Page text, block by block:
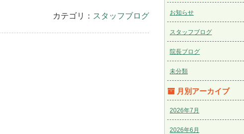
カテゴリ： スタッフブログ お知らせ
スタッフブログ
院長ブログ
未分類
月別アーカイブ
2026年7月
2026年6月